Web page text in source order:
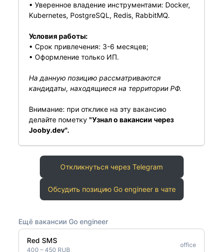
• Уверенное владение инструментами: Docker,
Kubernetes, PostgreSQL, Redis, RabbitMQ.
Условия работы:
• Срок привлечения: 3-6 месяцев;
• Оформление только ИП.
На данную позицию рассматриваются
кандидаты, находящиеся на территории РФ.
Внимание: при отклике на эту вакансию
делайте пометку "Узнал о вакансии через
Jooby.dev".
Откликнуться через Telegram
Обсудить позицию Go engineer в чате
Ещё вакансии Go engineer
Red SMS
400 – 450 RUB
office